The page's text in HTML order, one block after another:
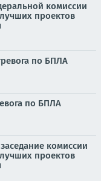
комиссии
проектов
по БПЛА
по БПЛА
комиссии
проектов